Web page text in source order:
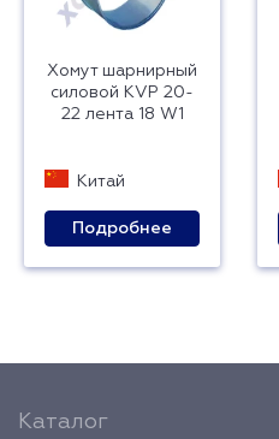
Хомут шарнирный
силовой KVP 20-
22 лента 18 W1
Китай
Подробнее
Каталог